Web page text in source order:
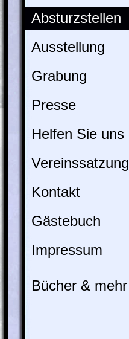
Absturzstellen
Ausstellung
Grabung
Presse
Helfen Sie uns
Vereinssatzung
Kontakt
Gästebuch
Impressum
Bücher & mehr